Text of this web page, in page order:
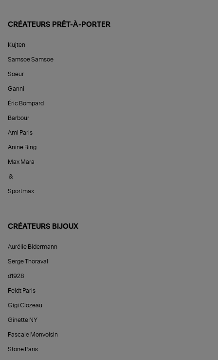
CRÉATEURS PRÊT-À-PORTER
Kujten
Samsoe Samsoe
Soeur
Ganni
Éric Bompard
Barbour
Ami Paris
Anine Bing
Max Mara
&
Sportmax
CRÉATEURS BIJOUX
Aurélie Bidermann
Serge Thoraval
d1928
Feidt Paris
Gigi Clozeau
Ginette NY
Pascale Monvoisin
Stone Paris